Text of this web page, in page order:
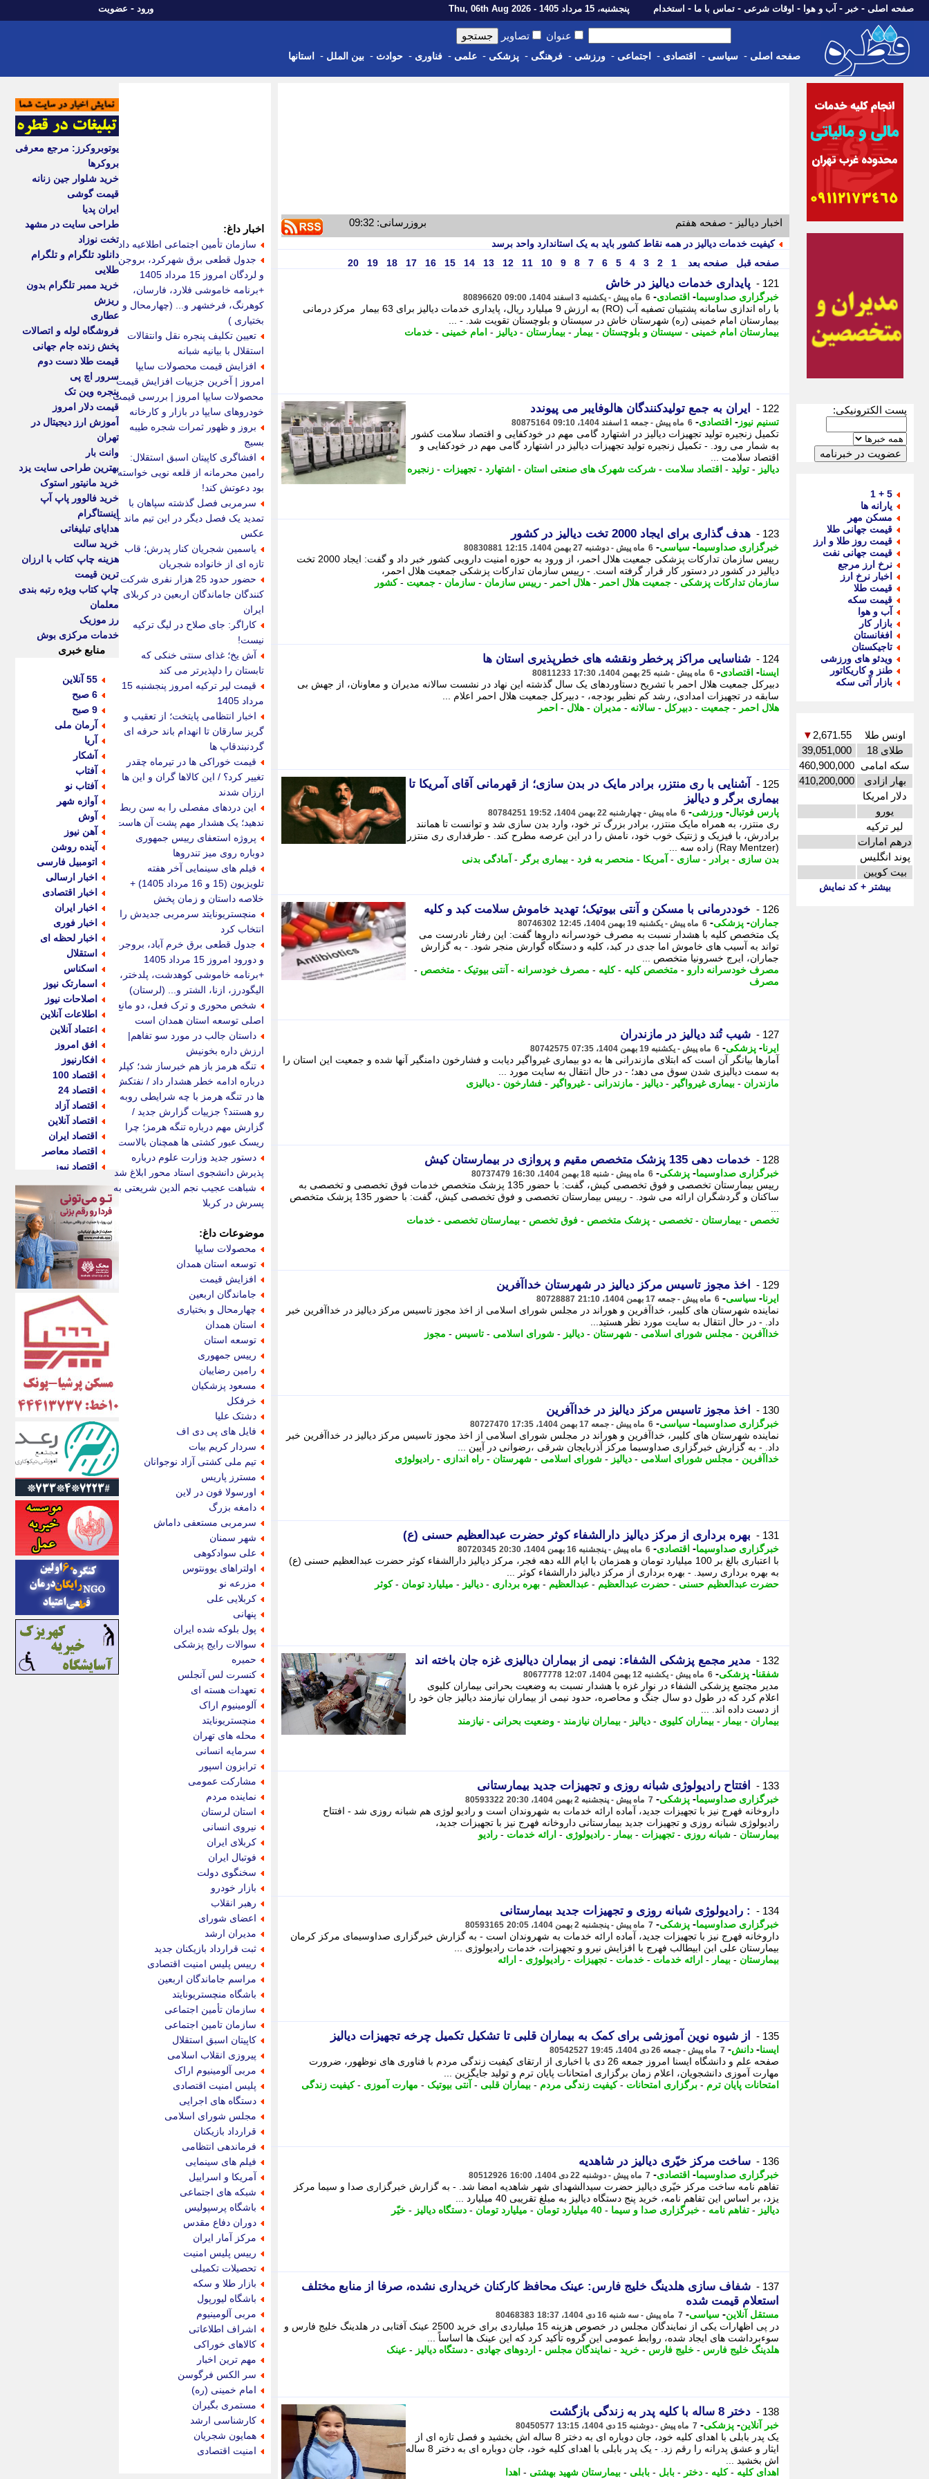
صفحه اصلی - خبر - آب و هوا - اوقات شرعی - تماس با ما - استخدام پنجشنبه، 15 مرداد 1405 - Thu, 06th Aug 2026 ورود - عضویت
عنوان تصاویر
صفحه اصلی - سیاسی - اقتصادی - اجتماعی - ورزشی - فرهنگی - پزشکی - علمی - فناوری - حوادث - بین الملل - استانها
پست الکترونیکی:
5 + 1
یارانه ها
مسکن مهر
قیمت جهانی طلا
قیمت روز طلا و ارز
قیمت جهانی نفت
نرخ ارز مرجع
اخبار نرخ ارز
قیمت طلا
قیمت سکه
آب و هوا
بازار کار
افغانستان
تاجیکستان
ویدئو های ورزشی
طنز و کاریکاتور
بازار آتی سکه
اونس طلا 2,671.55
▼
طلای 18
39,051,000
سکه امامی 460,900,000
بهار ازادی
410,200,000
دلار امریکا
یورو
لیر ترکیه
درهم امارات
پوند انگلیس
بیت کویین
بیشتر + کد نمایش
اخبار دیالیز - صفحه هفتم بروزرسانی: 09:32
کیفیت خدمات دیالیز در همه نقاط کشور باید به یک استاندارد واحد برسد
صفحه قبل
صفحه بعد 1
2
3
4
5
6
7
8
9
10
11
12
13
14
15
16
17
18
19
20
121 - پایداری خدمات دیالیز در خاش
خبرگزاری صداوسیما- اقتصادی- 6 ماه پیش - یکشنبه 3 اسفند 1404، 09:00 80896620
با راه اندازی سامانه پشتیبان تصفیه آب (RO) به ارزش 9 میلیارد ریال، پایداری خدمات دیالیز برای 63 بیمار مرکز درمانی
بیمارستان امام خمینی (ره) شهرستان خاش در سیستان و بلوچستان تقویت شد. - ...
بیمارستان امام خمینی - سیستان و بلوچستان - بیمار - بیمارستان - دیالیز - امام خمینی - خدمات
122 - ایران به جمع تولیدکنندگان هالوفایبر می پیوندد
تسنیم نیوز - اقتصادی- 6 ماه پیش - جمعه 1 اسفند 1404، 09:10 80875164
تکمیل زنجیره تولید تجهیزات دیالیز در اشتهارد گامی مهم در خودکفایی و اقتصاد سلامت کشور
به شمار می رود. - تکمیل زنجیره تولید تجهیزات دیالیز در اشتهارد گامی مهم در خودکفایی و
اقتصاد سلامت ...
دیالیز - تولید - اقتصاد سلامت - شرکت شهرک های صنعتی استان - اشتهارد - تجهیزات - زنجیره
123 - هدف گذاری برای ایجاد 2000 تخت دیالیز در کشور
خبرگزاری صداوسیما- سیاسی- 6 ماه پیش - دوشنبه 27 بهمن 1404، 12:15 80830881
رییس سازمان تدارکات پزشکی جمعیت هلال احمر، از ورود به حوزه امنیت دارویی کشور خبر داد و گفت: ایجاد 2000 تخت
دیالیز در کشور در دستور کار قرار گرفته است. - رییس سازمان تدارکات پزشکی جمعیت هلال احمر،
سازمان تدارکات پزشکی - جمعیت هلال احمر - هلال احمر - رییس سازمان - سازمان - جمعیت -کشور
124 - شناسایی مراکز پرخطر ونقشه های خطرپذیری استان ها
ایسنا- اقتصادی- 6 ماه پیش - شنبه 25 بهمن 1404، 17:30 80811233
دبیرکل جمعیت هلال احمر با تشریح دستاوردهای یک سال گذشته این نهاد در نشست سالانه مدیران و معاونان، از جهش بی
سابقه در تجهیزات امدادی، رشد کم نظیر بودجه، - دبیرکل جمعیت هلال احمر اعلام ...
هلال احمر - جمعیت - دبیرکل - سالانه - مدیران - هلال - احمر
125 -
آشنایی با ری منتزر، برادر مایک در بدن سازی؛ از قهرمانی آقای آمریکا تا
بیماری برگر و دیالیز
پارس فوتبال- ورزشی- 6 ماه پیش - چهارشنبه 22 بهمن 1404، 19:52 80784251
ری منتزر، به همراه مایک منتزر، برادر بزرگ تر خود، وارد بدن سازی شد و توانست تا همانند
برادرش، با فیزیک و ژنتیک خوب خود، نامش را در این عرصه مطرح کند. - طرفداری ری منتزر
(Ray Mentzer) زاده سه ...
بدن سازی - برادر - سازی - آمریکا - منحصر به فرد - بیماری برگر - آمادگی بدنی
126 - خوددرمانی با مسکن و آنتی بیوتیک؛ تهدید خاموش سلامت کبد و کلیه
جماران- پزشکی- 6 ماه پیش - یکشنبه 19 بهمن 1404، 12:45 80746302
یک متخصص کلیه با هشدار نسبت به مصرف خودسرانه داروها گفت: این رفتار نادرست می
تواند به آسیب های خاموش اما جدی در کبد، کلیه و دستگاه گوارش منجر شود. - به گزارش
جماران، ایرج خسرونیا متخصص ...
مصرف خودسرانه دارو - متخصص کلیه -کلیه - مصرف خودسرانه - آنتی بیوتیک - متخصص -
مصرف
127 - شیب تُند دیالیز در مازندران
ایرنا- پزشکی- 6 ماه پیش - یکشنبه 19 بهمن 1404، 07:35 80742575
آمارها بیانگر آن است که ابتلای مازندرانی ها به دو بیماری غیرواگیر دیابت و فشارخون دامنگیر آنها شده و جمعیت این استان را
به سمت دیالیزی شدن سوق می دهد؛ - در ﺣﺎل اﻧﺘﻘﺎل ﺑﻪ ﺳﺎﯾﺖ ﻣﻮرد ...
مازندران - بیماری غیرواگیر - دیالیز - مازندرانی -غیرواگیر - فشارخون - دیالیزی
128 - خدمات دهی 135 پزشک متخصص مقیم و پروازی در بیمارستان کیش
خبرگزاری صداوسیما- پزشکی- 6 ماه پیش - شنبه 18 بهمن 1404، 16:30 80737479
رییس بیمارستان تخصصی و فوق تخصصی کیش، گفت: با حضور 135 پزشک متخصص خدمات فوق تخصصی و تخصصی به
ساکنان و گردشگران ارائه می شود. - رییس بیمارستان تخصصی و فوق تخصصی کیش، گفت: با حضور 135 پزشک متخصص
تخصص - بیمارستان - تخصصی - پزشک متخصص - فوق تخصص - بیمارستان تخصصی - خدمات
129 - اخذ مجوز تاسیس مرکز دیالیز در شهرستان خداآفرین
ایرنا- سیاسی- 6 ماه پیش - جمعه 17 بهمن 1404، 21:10 80728887
نماینده شهرستان های کلیبر، خداآفرین و هوراند در مجلس شورای اسلامی از اخذ مجوز تاسیس مرکز دیالیز در خداآفرین خبر
داد. - در ﺣﺎل اﻧﺘﻘﺎل ﺑﻪ ﺳﺎﯾﺖ ﻣﻮرد ﻧﻈﺮ ﻫﺴﺘﯿﺪ...
خداآفرین - مجلس شورای اسلامی - شهرستان - دیالیز - شورای اسلامی - تاسیس - مجوز
130 - اخذ مجوز تاسیس مرکز دیالیز در خداآفرین
خبرگزاری صداوسیما- سیاسی- 6 ماه پیش - جمعه 17 بهمن 1404، 17:35 80727470
نماینده شهرستان های کلیبر، خداآفرین و هوراند در مجلس شورای اسلامی از اخذ مجوز تاسیس مرکز دیالیز در خداآفرین خبر
داد. - به گزارش خبرگزاری صداوسیما مرکز آذربایجان شرقی ،رضوانی در آیین ...
خداآفرین - مجلس شورای اسلامی - دیالیز - شورای اسلامی - شهرستان - راه اندازی - رادیولوژی
131 - بهره برداری از مرکز دیالیز دارالشفاء کوثر حضرت عبدالعظیم حسنی (ع)
خبرگزاری صداوسیما- اقتصادی- 6 ماه پیش - پنجشنبه 16 بهمن 1404، 20:30 80720345
با اعتباری بالغ بر 100 میلیارد تومان و همزمان با ایام الله دهه فجر، مرکز دیالیز دارالشفاء کوثر حضرت عبدالعظیم حسنی (ع)
به بهره برداری رسید. - بهره برداری از مرکز دیالیز دارالشفاء کوثر ...
حضرت عبدالعظیم حسنی - حضرت عبدالعظیم - عبدالعظیم - بهره برداری - دیالیز - میلیارد تومان -کوثر
132 - مدیر مجمع پزشکی الشفاء: نیمی از بیماران دیالیزی غزه جان باخته اند
شفقنا- پزشکی- 6 ماه پیش - یکشنبه 12 بهمن 1404، 12:07 80677778
مدیر مجتمع پزشکی الشفاء در نوار غزه با هشدار نسبت به وضعیت بحرانی بیماران کلیوی
اعلام کرد که در طول دو سال جنگ و محاصره، حدود نیمی از بیماران نیازمند دیالیز جان خود را
از دست داده اند. ...
بیماران - بیمار - بیماران کلیوی - دیالیز - بیماران نیازمند - وضعیت بحرانی - نیازمند
133 - افتتاح رادیولوژی شبانه روزی و تجهیزات جدید بیمارستانی
خبرگزاری صداوسیما- پزشکی- 7 ماه پیش - پنجشنبه 2 بهمن 1404، 20:30 80593322
داروخانه فهرج نیز با تجهیزات جدید، آماده ارائه خدمات به شهروندان است و رادیو لوژی هم شبانه روزی شد - افتتاح
رادیولوژی شبانه روزی و تجهیزات جدید بیمارستانی داروخانه فهرج نیز با تجهیزات جدید،
بیمارستان - شبانه روزی - تجهیزات - بیمار - رادیولوژی - ارائه خدمات - رادیو
134 - : رادیولوژی شبانه روزی و تجهیزات جدید بیمارستانی
خبرگزاری صداوسیما- پزشکی- 7 ماه پیش - پنجشنبه 2 بهمن 1404، 20:05 80593165
داروخانه فهرج نیز با تجهیزات جدید، آماده ارائه خدمات به شهروندان است - به گزارش خبرگزاری صداوسیمای مرکز کرمان
بیمارستان علی ابن ابیطالب فهرج با افزایش نیرو و تجهیزات، خدمات رادیولوژی ...
بیمارستان - بیمار - ارائه خدمات - خدمات - تجهیزات - رادیولوژی - ارائه
135 - از شیوه نوین آموزشی برای کمک به بیماران قلبی تا تشکیل تکمیل چرخه تجهیزات دیالیز
ایسنا- دانش- 7 ماه پیش - جمعه 26 دی 1404، 19:45 80542527
صفحه علم و دانشگاه ایسنا امروز جمعه 26 دی با اخباری از ارتقای کیفیت زندگی مردم با فناوری های نوظهور، ضرورت
مهارت آموزی دانشجویان، اعلام زمان برگزاری امتحانات پایان ترم و تولید جایگزین ...
امتحانات پایان ترم - برگزاری امتحانات -کیفیت زندگی مردم - بیماران قلبی - آنتی بیوتیک - مهارت آموزی -کیفیت زندگی
136 - ساخت مرکز خیّری دیالیز در شاهدیه
خبرگزاری صداوسیما- اقتصادی- 7 ماه پیش - دوشنبه 22 دی 1404، 16:00 80512926
تفاهم نامه ساخت مرکز خیّری دیالیز حضرت سیدالشهدای شهر شاهدیه امضا شد. - به گزارش خبرگزاری صدا و سیما مرکز
یزد، بر اساس این تفاهم نامه، خرید پنج دستگاه دیالیز به مبلغ تقریبی 40 میلیارد ...
دیالیز - تفاهم نامه - خبرگزاری صدا و سیما - 40 میلیارد تومان - میلیارد تومان - دستگاه دیالیز - خیّر
137 -
شفاف سازی هلدینگ خلیج فارس: عینک محافظ کارکنان خریداری نشده، صرفا از منابع مختلف
استعلام قیمت شده
مستقل آنلاین- سیاسی- 7 ماه پیش - سه شنبه 16 دی 1404، 18:37 80468383
در پی اظهارات یکی از نمایندگان مجلس در خصوص هزینه 15 میلیاردی برای خرید 2500 عینک آفتابی در هلدینگ خلیج فارس و
سوءبرداشت های ایجاد شده، روابط عمومی این گروه تأکید کرد که این عینک ها اساساً ...
هلدینگ خلیج فارس - خلیج فارس - خرید - نمایندگان مجلس - اردوهای جهادی - دستگاه دیالیز - عینک
138 - دختر 8 ساله با کلیه پدر به زندگی بازگشت
خبر آنلاین- پزشکی- 7 ماه پیش - دوشنبه 15 دی 1404، 13:15 80450577
یک پدر بابلی با اهدای کلیه خود، جان دوباره ای به دختر 8 ساله اش بخشید و فصل تازه ای از
ایثار و عشق پدرانه را رقم زد. - یک پدر بابلی با اهدای کلیه خود، جان دوباره ای به دختر 8 ساله
اش بخشید ...
اهدای کلیه -کلیه - دختر - بابل - بابلی - بیمارستان شهید بهشتی - اهدا
اخبار داغ:
سازمان تأمین اجتماعی اطلاعیه داد
جدول قطعی برق شهرکرد، بروجن
و لردگان امروز 15 مرداد 1405
+برنامه خاموشی فلارد، فارسان،
کوهرنگ، فرخشهر و... (چهارمحال و
بختیاری )
تعیین تکلیف پنجره نقل وانتقالات
استقلال با بیانیه شبانه
افزایش قیمت محصولات سایپا
امروز | آخرین جزییات افزایش قیمت
محصولات سایپا امروز | بررسی قیمت
خودروهای سایپا در بازار و کارخانه
بروز و ظهور ثمرات شجره طیبه
بسیج
افشاگری کاپیتان اسبق استقلال:
رامین محرمانه از قلعه نویی خواسته
بود دعوتش کند!
سرمربی فصل گذشته سپاهان با
تمدید یک فصل دیگر در این تیم ماند +
عکس
یاسمین شجریان کنار پدرش؛ قاب
تازه ای از خانواده شجریان
حضور حدود 25 هزار نفری شرکت
کنندگان جاماندگان اربعین در کربلای
ایران
کاراگر: جای صلاح در لیگ ترکیه
نیست!
آش یخ؛ غذای سنتی خنکی که
تابستان را دلپذیرتر می کند
قیمت لیر ترکیه امروز پنجشنبه 15
مرداد 1405
اخبار انتظامی پایتخت؛ از تعقیب و
گریز سارقان تا انهدام باند حرفه ای
گردنبندقاپ ها
قیمت خوراکی ها در تیرماه چقدر
تغییر کرد؟ / این کالاها گران و این ها
ارزان شدند
این دردهای مفصلی را به سن ربط
ندهید؛ یک هشدار مهم پشت آن هاست
پروژه استعفای رییس جمهوری
دوباره روی میز تندروها
فیلم های سینمایی آخر هفته
تلویزیون (15 و 16 مرداد 1405) +
خلاصه داستان و زمان پخش
منچستریونایتد سرمربی جدیدش را
انتخاب کرد
جدول قطعی برق خرم آباد، بروجرد
و دورود امروز 15 مرداد 1405
+برنامه خاموشی کوهدشت، پلدختر،
الیگودرز، ازنا، الشتر و... (لرستان)
شخص محوری و ترک فعل، دو مانع
اصلی توسعه استان همدان است
داستان جالب در مورد سو تفاهم|
ارزش داره بخونیش
تنگه هرمز باز هم خبرساز شد؛ کپلر
درباره ادامه خطر هشدار داد / نفتکش
ها در تنگه هرمز با چه شرایطی روبه
رو هستند؟ جزییات گزارش جدید /
گزارش مهم درباره تنگه هرمز؛ چرا
ریسک عبور کشتی ها همچنان بالاست؟
دستور جدید وزارت علوم درباره
پذیرش دانشجوی استاد محور ابلاغ شد
شباهت عجیب نجم الدین شریعتی به
پسرش در کربلا
موضوعات داغ:
محصولات سایپا
توسعه استان همدان
افزایش قیمت
جاماندگان اربعین
چهارمحال و بختیاری
استان همدان
توسعه استان
رییس جمهوری
رامین رضاییان
مسعود پزشکیان
خرفکل
دشتک علیا
فایل های پی دی اف
سردار کریم بیات
تیم ملی کشتی آزاد نوجوانان
مسترز پاریس
اورسولا فون در لاین
دامغه بزرگ
سرمربی مستعفی داماش
شهر سمنان
علی سوادکوهی
اولتراهای یوونتوس
مزرعه نو
کربلایی علی
پنهانی
پول بلوکه شده ایران
سوالات رایج پزشکی
حمیره
کنسرت لس آنجلس
تعهدات هسته ای
آلومینیوم اراک
منچستریونایتد
محله های تهران
سرمایه انسانی
ترابزون اسپور
مشارکت عمومی
نماینده مردم
استان لرستان
نیروی انسانی
کربلای ایران
فوتبال ایران
سخنگوی دولت
بازار خودرو
رهبر انقلاب
اعضای شورای
مدیران ارشد
ثبت قرارداد بازیکنان جدید
رییس پلیس امنیت اقتصادی
مراسم جاماندگان اربعین
باشگاه منچستریونایتد
سازمان تأمین اجتماعی
سازمان تامین اجتماعی
کاپیتان اسبق استقلال
پیروزی انقلاب اسلامی
مربی آلومینیوم اراک
پلیس امنیت اقتصادی
دستگاه های اجرایی
مجلس شورای اسلامی
قرارداد بازیکنان
فرماندهی انتظامی
فیلم های سینمایی
آمریکا و اسراییل
شبکه های اجتماعی
باشگاه پرسپولیس
دوران دفاع مقدس
مرکز آمار ایران
رییس پلیس امنیت
تحصیلات تکمیلی
بازار طلا و سکه
باشگاه لیورپول
مربی آلومینیوم
اشراف اطلاعاتی
کالاهای خوراکی
مهم ترین اخبار
سر الکس فرگوسن
امام خمینی (ره)
مستمری بگیران
کارشناسی ارشد
همایون شجریان
امنیت اقتصادی
یوتوبروکرز: مرجع معرفی
بروکرها
خرید شلوار جین زنانه
قیمت گوشی
ایران پدیا
طراحی سایت در مشهد
تخت نوزاد
دانلود تلگرام و تلگرام
طلایی
خرید ممبر تلگرام بدون
ریزش
عطاری
فروشگاه لوله و اتصالات
پخش زنده جام جهانی
قیمت طلا دست دوم
سرور اچ پی
پنجره وین تک
قیمت دلار امروز
آموزش ارز دیجیتال در
تهران
وانت بار
بهترین طراحی سایت یزد
خرید مانیتور استوک
خرید فالوور پاپ آپ
اینستاگرام
هدایای تبلیغاتی
خرید سالت
هزینه چاپ کتاب با ارزان
ترین قیمت
چاپ کتاب ویژه رتبه بندی
معلمان
رز موزیک
خدمات مرکزی بوش
منابع خبری
55 آنلاین
6 صبح
9 صبح
آرمان ملی
آریا
آشکار
آفتاب
آفتاب نو
آوازه شهر
آوش
آهن نیوز
آینده روشن
اتومبیل فارسی
اخبار ارسالی
اخبار اقتصادی
اخبار ایران
اخبار فوری
اخبار لحظه ای
استقلال
اسکناس
اسمارتک نیوز
اصلاحات نیوز
اطلاعات آنلاین
اعتماد آنلاین
افق امروز
افکارنیوز
اقتصاد 100
اقتصاد 24
اقتصاد آزاد
اقتصاد آنلاین
اقتصاد ایران
اقتصاد معاصر
اقتصاد نیوز
اکوفارس
اکونگار
اکونیوز
الف
انتشار آنلاین
اندیشه قرن
اندیشه معاصر
اندیشه ها
انرژی پرس
ای استخدام
ایتنا
ایراف
ایران آرت
ایران آنلاین
ایران زندگی
ایران فوری
ایرانی روز
ایرانیتال
ایرنا
ایسکانیوز
ایسنا
ایکنا
ایلنا
اینتیتر
ایونا نیوز
بازتاب آنلاین
باشگاه خبرنگاران
باغستان نیوز
بامبوک
ببین و بخون
بدینسان
بنکر